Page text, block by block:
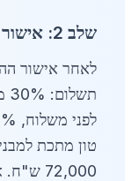
שלב 2: אישור הזמנה ואישור תשלום
לאחר אישור
טון מתכת